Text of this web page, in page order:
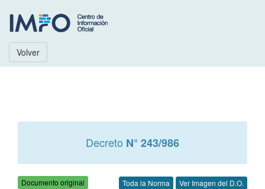
Volver
Decreto N° 243/986
Documento original Toda la Norma Ver Imagen del D.O.